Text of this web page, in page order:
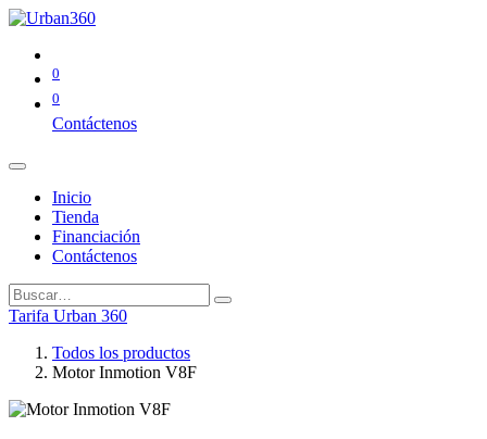
0
0
Contáctenos
Inicio
Tienda
Financiación
Contáctenos
Tarifa Urban 360
Todos los productos
Motor Inmotion V8F